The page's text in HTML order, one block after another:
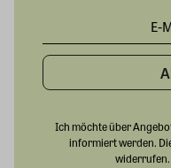
Ich möchte über
informiert werden.
widerrufen.